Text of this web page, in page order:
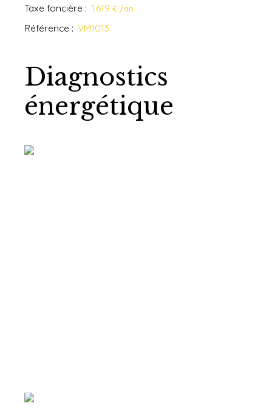
Taxe foncière : 1 619 € /an
Référence : VM1013
Diagnostics
énergétique